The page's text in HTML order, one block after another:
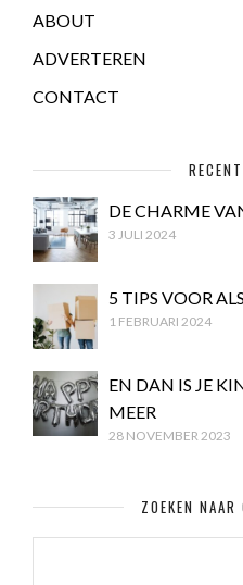
ABOUT
ADVERTEREN
CONTACT
DE CHARME
3 JULI 2024
5 TIPS VOOR
1 FEBRUARI 2024
EN DAN IS JE
MEER
28 NOVEMBER 2023
ZOEKEN NAAR
ZOEKEN